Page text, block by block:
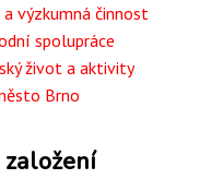
a výzkumná činnost
spolupráce
život a aktivity
Brno
založení